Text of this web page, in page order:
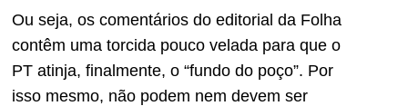
Ou seja, os comentários do editorial da Folha
contêm uma torcida pouco velada para que o
PT atinja, finalmente, o “fundo do poço”. Por
isso mesmo, não podem nem devem ser